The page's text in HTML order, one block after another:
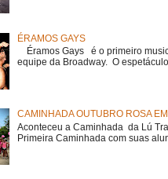
ÉRAMOS GAYS
Éramos Gays é o primeiro
equipe da Broadway. O
CAMINHADA OUTUBRO ROSA
Aconteceu a Caminhada da Lú
Primeira Caminhada com suas